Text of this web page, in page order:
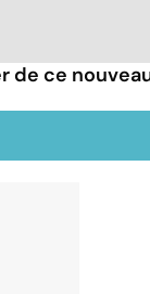
de ce